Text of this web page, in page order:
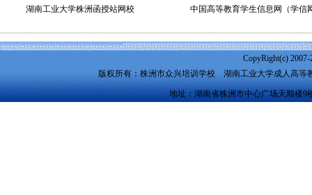
湖南工业大学株洲函授站网校 中国高等教育学生信息网（学信
CopyRight(c)
版权所有：株洲市众兴培训学校 湖南工业大学成人高等
地址：湖南省株洲市中心广场天顺楼